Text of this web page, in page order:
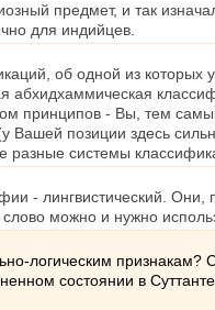
предмет, и так
для индийцев.
об одной из которых
абхидхаммическая
принципов - Вы, тем
Вашей позиции здесь
разные системы
- лингвистический. Они,
можно и нужно
логическим признакам?
состоянии в